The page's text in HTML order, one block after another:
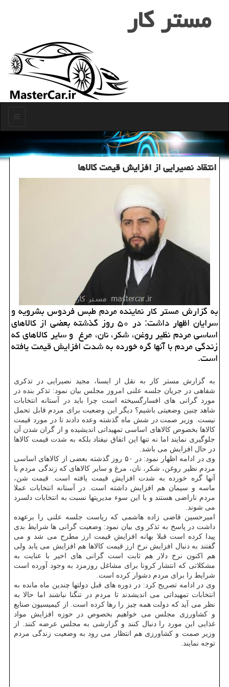
مستر كار
انتقاد نصیرایی از افزایش قیمت كالاها
به گزارش مستر کار نماینده مردم طبس فردوس بشرویه و
سرایان اظهار داشت: در ۵۰ روز گذشته بعضی از کالاهای
اساسی مردم نظیر روغن، شکر، نان، مرغ و سایر کالاهای که
زندگی مردم با آنها گره خورده به شدت افزایش قیمت یافته
است.
به گزارش مستر کار به نقل از ایسنا، مجید نصیرایی در تذکری
شفاهی در جریان جلسه علنی امروز مجلس بیان نمود: تذکر بنده در
مورد گرانی های افسارگسیخته است چرا باید در آستانه انتخابات
شاهد چنین وضعیتی باشیم؟ دیگر این وضعیت برای مردم قابل تحمل
نیست. وزیر صمت در شش ماه گذشته وعده دادند تا در مورد قیمت
کالاها بخصوص کالاهای اساسی تمهیداتی اندیشیده و از گران شدن آن
جلوگیری نمایند اما نه تنها این اتفاق نیفتاد بلکه به شدت قیمت کالاها
در حال افزایش می باشد.
وی در ادامه اظهار نمود: در ۵۰ روز گذشته بعضی از کالاهای اساسی
مردم نظیر روغن، شکر، نان، مرغ و سایر کالاهای که زندگی مردم با
آنها گره خورده به شدت افزایش قیمت یافته است. قیمت شن،
ماسه و سیمان هم افزایش داشته است. در آستانه انتخابات عملا
مردم ناراضی هستند و با این سوء مدیریتها نسبت به انتخابات دلسرد
می شوند.
امیرحسین قاضی زاده هاشمی که ریاست جلسه علنی را برعهده
داشت در پاسخ به تذکر وی بیان نمود: وضعیت گرانی ها شرایط بدی
پیدا کرده است قبلا بهانه افزایش قیمت ارز مطرح می شد و می
گفتند به دنبال افزایش نرخ ارز قیمت کالاها هم افزایش می یابد ولی
هم اکنون نرخ دلار هم ثابت است گرانی های اخیر با عنایت به
مشکلاتی که انتشار کرونا برای مشاغل روزمزد به وجود آورده است
شرایط را برای مردم دشوار کرده است.
وی در ادامه تصریح کرد: در دوره های قبل دولتها چندین ماه مانده به
انتخابات تمهیداتی می اندیشدند تا مردم در تنگنا نباشند اما حالا به
نظر می آید که دولت همه چیز را رها کرده است. از کیمیسیون صنایع
و کشاورزی مجلس می خواهیم بخصوص در حوزه افزایش مواد
غذایی این مورد را دنبال کنند و گزارشی به مجلس عرضه کنند. از
وزیر صمت و کشاورزی هم انتظار می رود به وضعیت زندگی مردم
توجه نمایند.